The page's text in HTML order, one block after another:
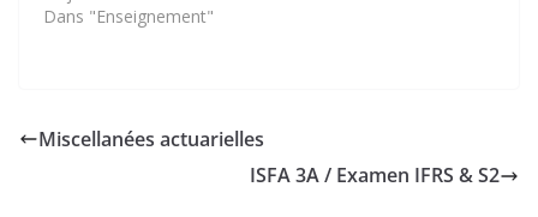
Dans "Enseignement"
Miscellanées actuarielles
ISFA 3A / Examen IFRS & S2